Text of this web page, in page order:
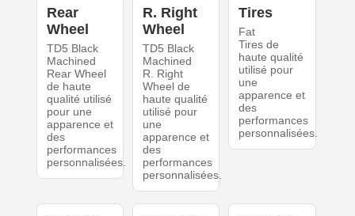
Rear
Wheel
TD5 Black
Machined
Rear Wheel
de haute
qualité utilisé
pour une
apparence et
des
performances
personnalisées.
R. Right
Wheel
TD5 Black
Machined
R. Right
Wheel de
haute qualité
utilisé pour
une
apparence et
des
performances
personnalisées.
Tires
Fat
Tires de
haute qualité
utilisé pour
une
apparence et
des
performances
personnalisées.